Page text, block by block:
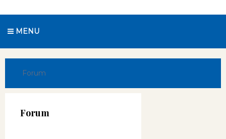
MENU
Forum
Forum